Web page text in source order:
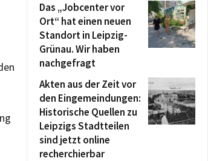
Das „Jobcenter vor
Ort“ hat einen neuen
Standort in Leipzig-
Grünau. Wir haben
nachgefragt
Akten aus der Zeit vor
den Eingemeindungen:
Historische Quellen zu
Leipzigs Stadtteilen
sind jetzt online
recherchierbar